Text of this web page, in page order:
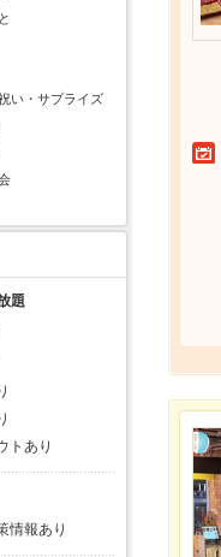
い・サプライズ
題
トあり
情報あり